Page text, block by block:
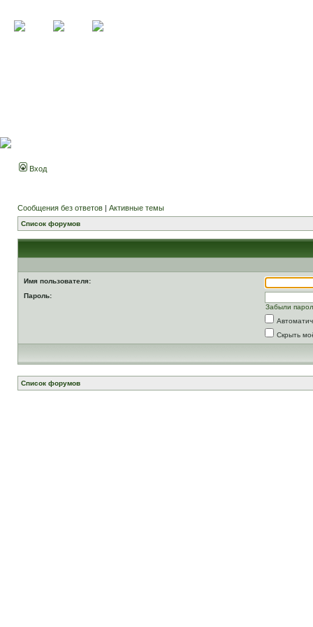
Вход
Сообщения без ответов | Активные темы
Список форумов
Имя пользователя:
Пароль:
Забыли
Скрыть
Список форумов